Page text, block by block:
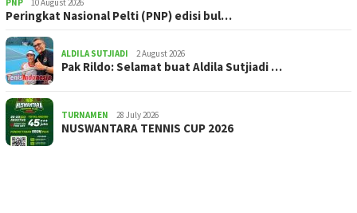
PNP 10 August 2026
Peringkat Nasional Pelti (PNP) edisi bul…
ALDILA SUTJIADI 2 August 2026
Pak Rildo: Selamat buat Aldila Sutjiadi …
TURNAMEN 28 July 2026
NUSWANTARA TENNIS CUP 2026